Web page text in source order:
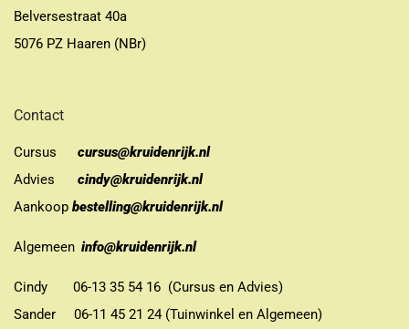
Belversestraat 40a
5076 PZ Haaren (NBr)
Contact
Cursus
cursus@kruidenrijk.nl
Advies
cindy@kruidenrijk.nl
Aankoop bestelling@kruidenrijk.nl
Algemeen info@kruidenrijk.nl
Cindy 06-13 35 54 16 (Cursus en Advies)
Sander 06-11 45 21 24 (Tuinwinkel en Algemeen)